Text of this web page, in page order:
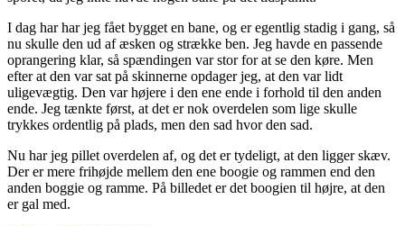
I dag har har jeg fået bygget en bane, og er egentlig stadig i gang, så
nu skulle den ud af æsken og strække ben. Jeg havde en passende
oprangering klar, så spændingen var stor for at se den køre. Men
efter at den var sat på skinnerne opdager jeg, at den var lidt
uligevægtig. Den var højere i den ene ende i forhold til den anden
ende. Jeg tænkte først, at det er nok overdelen som lige skulle
trykkes ordentlig på plads, men den sad hvor den sad.
Nu har jeg pillet overdelen af, og det er tydeligt, at den ligger skæv.
Der er mere frihøjde mellem den ene boogie og rammen end den
anden boggie og ramme. På billedet er det boogien til højre, at den
er gal med.